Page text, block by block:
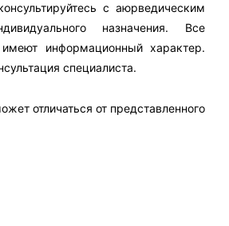
с аюрведическим
назначения. Все
информационный характер.
специалиста.
отличаться от представленного